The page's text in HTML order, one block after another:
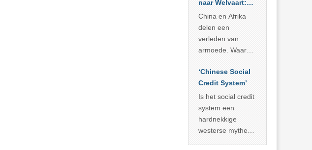
Wetenschappen
afnam van de
Britse
marxistische
econoom Michael
zien dat
… >> lees meer
naar Welvaart:
Wat Afrika kan
leren van
China’s
economisch
China en Afrika
delen een
verleden van
armoede. Waar
voorbije veertig
jaar in slaagde
meer dan 800
miljoen mensen
uit de armoede
… >> lees meer
‘Chinese Social
Credit System’
Is het social credit
system een
hardnekkige
westerse mythe of